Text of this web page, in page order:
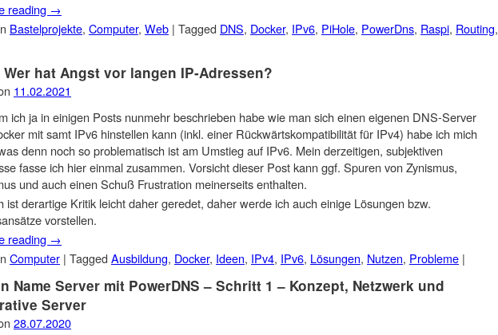
reading →
Bastelprojekte, Computer, Web | Tagged DNS, Docker, IPv6, PiHole, PowerDns, Raspi, Routing,
Wer hat Angst vor langen IP-Adressen?
11.02.2021
ich ja in einigen Posts nunmehr beschrieben habe wie man sich einen eigenen DNS-Server
mit samt IPv6 hinstellen kann (inkl. einer Rückwärtskompatibilität für IPv4) habe ich mich
denn noch so problematisch ist am Umstieg auf IPv6. Mein derzeitigen, subjektiven
fasse ich hier einmal zusammen. Vorsicht dieser Post kann ggf. Spuren von Zynismus,
und auch einen Schuß Frustration meinerseits enthalten.
ist derartige Kritik leicht daher geredet, daher werde ich auch einige Lösungen bzw.
vorstellen.
reading →
Computer | Tagged Ausbildung, Docker, Ideen, IPv4, IPv6, Lösungen, Nutzen, Probleme |
Name Server mit PowerDNS – Schritt 1 – Konzept, Netzwerk und
Server
28.07.2020